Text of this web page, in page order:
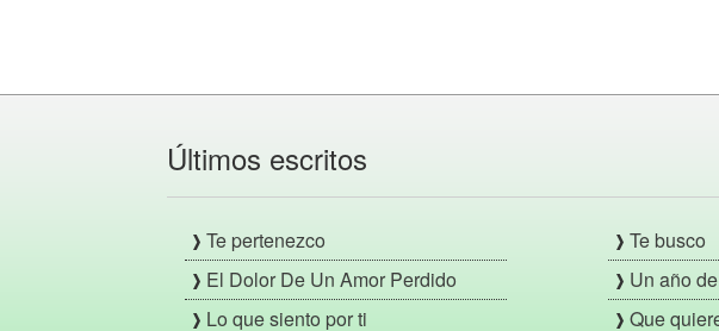
Últimos escritos
Te pertenezco
El Dolor De Un Amor Perdido
Lo que siento por ti
Te busco
Un año
Que